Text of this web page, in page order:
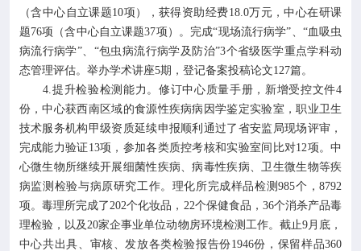
（含中心自立课题10项），获得资助经费18.0万元，中心在研课
题76项（含中心自立课题37项）。完成“现场流行病学”、“血吸虫
病流行病学”、“包虫病流行病学及防治”3个省级医学重点学科动
态管理评估。举办学术讲座5期，登记备案投稿论文127篇。
4.提升检验检测能力。修订中心质量手册，新增受控文件4
份，中心获西南区域的食源性疾病病因学鉴定实验室，职业卫生
技术服务机构甲级资质延续申报顺利通过了省安监局现场评审，
完成能力验证13项，参加各类质控考核和实验室间比对12项。中
心微生物所继续开展细菌性疾病、病毒性疾病、卫生微生物等疾
病监测检验与病原研究工作。理化所完成样品检测985个，8792
项。毒理所完成了202个化妆品，22个保健食品，36个消杀产品毒
理检验，以及20家企事业单位动物房环境检测工作。截止9月底，
中心共出具、审核、发放各类检验报告份1946份，保留样品360